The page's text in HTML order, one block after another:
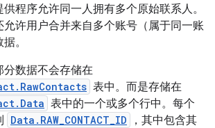
程序允许同一人拥有多个原始联系人。
允许用户合并来自多个账号（属于同一账
。
分数据不会存储在
表中。而是存储在
表中的一个或多个行中。每个
Data.RAW_CONTACT_ID
，其中包含其